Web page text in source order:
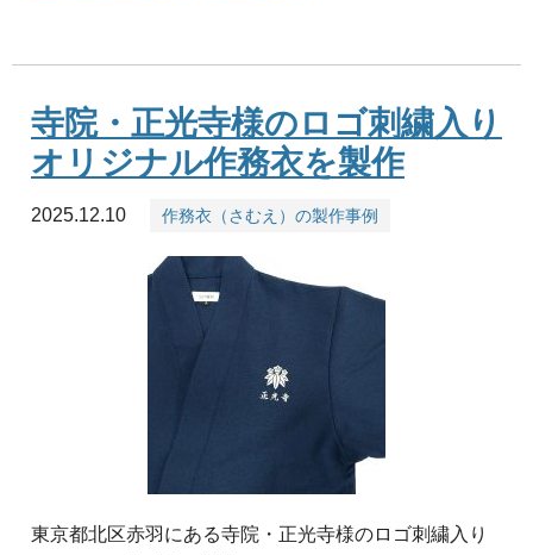
寺院・正光寺様のロゴ刺繍入り
オリジナル作務衣を製作
2025.12.10 作務衣（さむえ）の製作事例
東京都北区赤羽にある寺院・正光寺様のロゴ刺繍入り